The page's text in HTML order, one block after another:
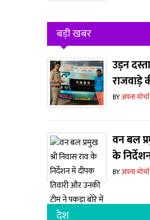
रहा है
बड़ी खबर
उड़न
राजवाड़े
बसों पर
BYअपना मोर्चा
वन बल
के
और उनकी
BYअपना मोर्चा
देश